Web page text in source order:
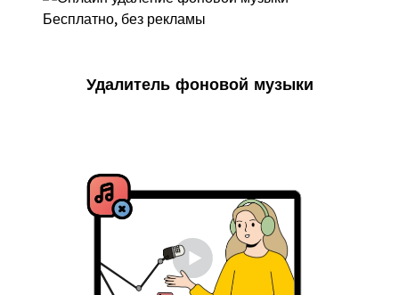
Удалитель фоновой музыки